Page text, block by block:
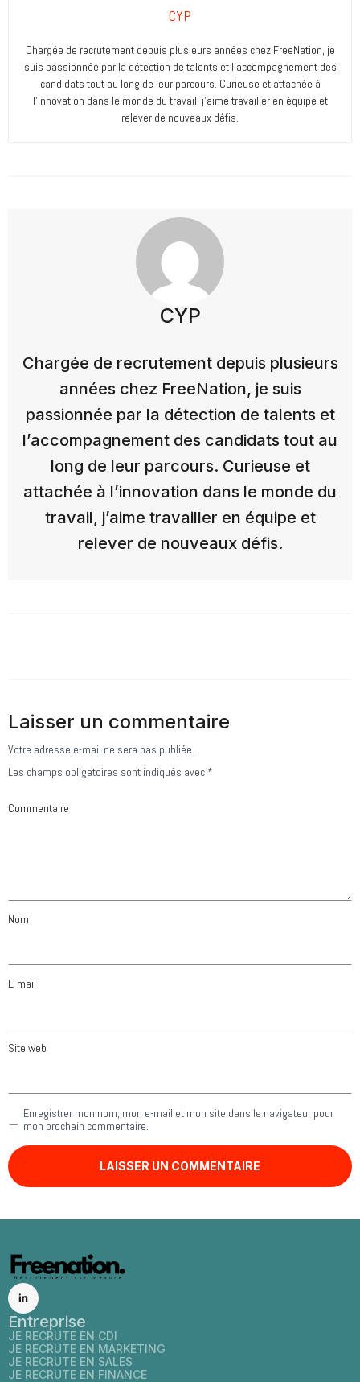
CYP
Chargée de recrutement depuis plusieurs années chez FreeNation, je
suis passionnée par la détection de talents et l’accompagnement des
candidats tout au long de leur parcours. Curieuse et attachée à
l’innovation dans le monde du travail, j’aime travailler en équipe et
relever de nouveaux défis.
CYP
Chargée de recrutement depuis plusieurs
années chez FreeNation, je suis
passionnée par la détection de talents et
l’accompagnement des candidats tout au
long de leur parcours. Curieuse et
attachée à l’innovation dans le monde du
travail, j’aime travailler en équipe et
relever de nouveaux défis.
Laisser un commentaire
Votre adresse e-mail ne sera pas publiée.
Les champs obligatoires sont indiqués avec *
Commentaire
Nom
E-mail
Site web
Enregistrer mon nom, mon e-mail et mon site dans le navigateur pour
mon prochain commentaire.
Entreprise
JE RECRUTE EN CDI
JE RECRUTE EN MARKETING
JE RECRUTE EN SALES
JE RECRUTE EN FINANCE